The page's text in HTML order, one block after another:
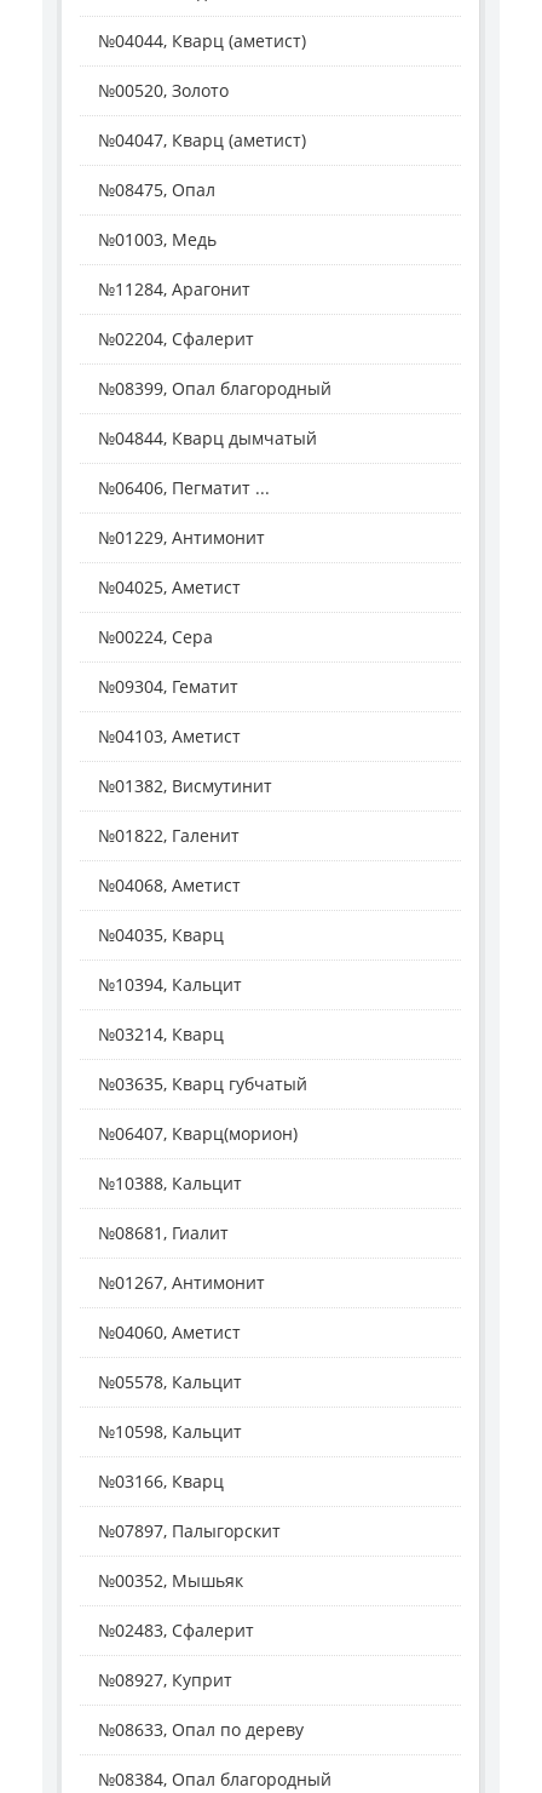
№04044, Кварц (аметист)
№00520, Золото
№04047, Кварц (аметист)
№08475, Опал
№01003, Медь
№11284, Арагонит
№02204, Сфалерит
№08399, Опал благородный
№04844, Кварц дымчатый
№06406, Пегматит ...
№01229, Антимонит
№04025, Аметист
№00224, Сера
№09304, Гематит
№04103, Аметист
№01382, Висмутинит
№01822, Галенит
№04068, Аметист
№04035, Кварц
№10394, Кальцит
№03214, Кварц
№03635, Кварц губчатый
№06407, Кварц(морион)
№10388, Кальцит
№08681, Гиалит
№01267, Антимонит
№04060, Аметист
№05578, Кальцит
№10598, Кальцит
№03166, Кварц
№07897, Палыгорскит
№00352, Мышьяк
№02483, Сфалерит
№08927, Куприт
№08633, Опал по дереву
№08384, Опал благородный